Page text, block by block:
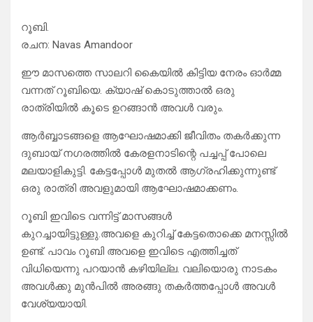
റൂബി.
രചന: Navas Amandoor
ഈ മാസത്തെ സാലറി കൈയിൽ കിട്ടിയ നേരം ഓർമ്മ
വന്നത് റൂബിയെ. ക്യാഷ് കൊടുത്താൽ ഒരു
രാത്രിയിൽ കൂടെ ഉറങ്ങാൻ അവൾ വരും.
ആർബ്ബാടങ്ങളെ ആഘോഷമാക്കി ജീവിതം തകർക്കുന്ന
ദുബായ് നഗരത്തിൽ കേരളനാടിന്റെ പച്ചപ്പ് പോലെ
മലയാളികുട്ടി. കേട്ടപ്പോൾ മുതൽ ആഗ്രഹിക്കുന്നുണ്ട്
ഒരു രാത്രി അവളുമായി ആഘോഷമാക്കണം.
റൂബി ഇവിടെ വന്നിട്ട് മാസങ്ങൾ
കുറച്ചായിട്ടുള്ളു.അവളെ കുറിച്ച് കേട്ടതൊക്കെ മനസ്സിൽ
ഉണ്ട്‌. പാവം റൂബി അവളെ ഇവിടെ എത്തിച്ചത്
വിധിയെന്നു പറയാൻ കഴിയില്ല. വലിയൊരു നാടകം
അവൾക്കു മുൻപിൽ അരങ്ങു തകർത്തപ്പോൾ അവൾ
വേശ്യയായി.